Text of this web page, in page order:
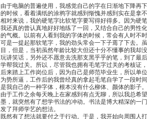
由于电脑的普遍使用，我感觉自己的字在日渐地下降再
的时候，看着满纸的涂鸦字就感到惭愧并感到实在是拿不
相对来说，我的硬笔字比软笔字要写得好得多。因为硬
我还真的曾认真地好好地练了一回，又结合自己的男性
的气概。以前有人看到我的字体的时候，常会有人时不时
可是一提起那软笔字，我的劲头常会一下子蔫了下去。
目，但是，当初虽然年龄比较大但还十分不懂事的我却
玩讲笑话，另外还不愿意去洗那支黑乎乎的笔，到了最
学帮我过关。所以，尽管我也拥有毛笔字过关的考核证
后来踏上工作岗位后，因为自己是师范毕业生，所以单
为势所逼，工作后的我曾经真的拿起毛笔自学了一段时
是我自己的一种字体，根本没有什么柳体、颜体的影子。
由于工作之余每天晚上在家感到有点无聊，所以我总希
墨，就突然有了想学书法的冲动。书法是博大精深的一
发了拜师学艺的想法。
既然有了想法就要付之于行动。于是，我开始向周围人